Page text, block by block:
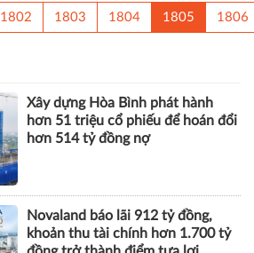
1802 1803 1804 1805 1806
Xây dựng Hòa Bình phát hành
hơn 51 triệu cổ phiếu để hoán đổi
hơn 514 tỷ đồng nợ
Novaland báo lãi 912 tỷ đồng,
khoản thu tài chính hơn 1.700 tỷ